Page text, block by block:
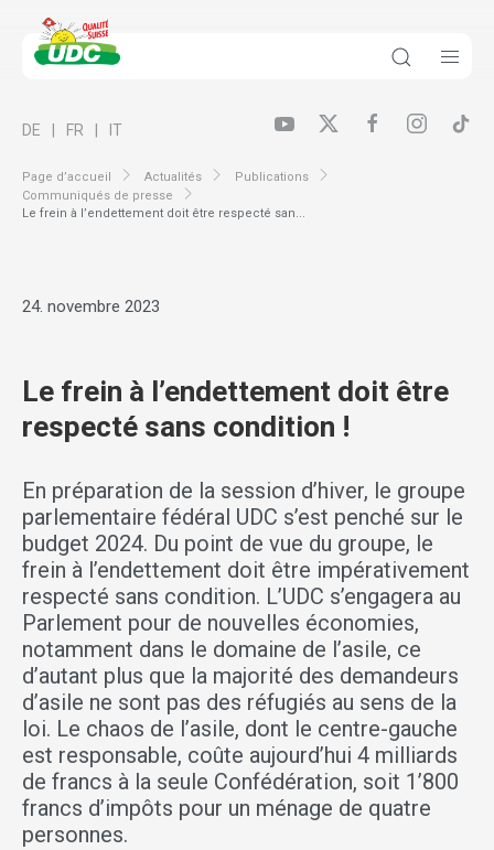
Page d’accueil Actualités
Publications
Communiqués de presse
Le frein à l’endettement doit être respecté san...
DE FR IT
24. novembre 2023
Le frein à l’endettement doit être
respecté sans condition !
En préparation de la session d’hiver, le groupe
parlementaire fédéral UDC s’est penché sur le
budget 2024. Du point de vue du groupe, le
frein à l’endettement doit être impérativement
respecté sans condition. L’UDC s’engagera au
Parlement pour de nouvelles économies,
notamment dans le domaine de l’asile, ce
d’autant plus que la majorité des demandeurs
d’asile ne sont pas des réfugiés au sens de la
loi. Le chaos de l’asile, dont le centre-gauche
est responsable, coûte aujourd’hui 4 milliards
de francs à la seule Confédération, soit 1’800
francs d’impôts pour un ménage de quatre
personnes.